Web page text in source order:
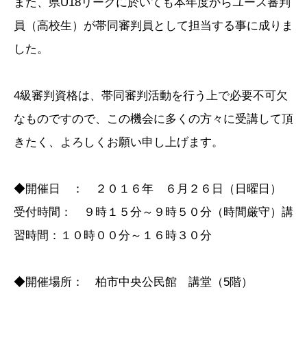
員（高校生）が帯同審判員として担当する事に成りま
した。
4級審判資格は、帯同審判活動を行う上で必要不可欠
なものですので、この機会に多くの方々に受講して頂
きたく、よろしくお願い申し上げます。
◆開催日 ： ２０１６年 ６月２６日（日曜日）
受付時間： ９時１５分～９時５０分（時間厳守）講
習時間：１０時００分～１６時３０分
◆開催場所： 柏市中央公民館 講堂（5階）